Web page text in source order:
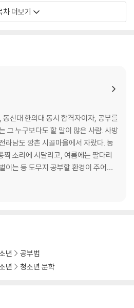
게 이 책을 읽히고 있다. ‘공부 잘하는 아
“공부하고 싶어졌다”라고 응답한 것처럼
점 1개를 주고 싶다. 내 아이 말고 아무도
학부모의 말처럼 이미 발 빠른 부모들은
에 슬며시 놓아두고 있다. 당신의 아이는
니면 억지로 공부하고 있는가? 한 가지
록 아이의 인생이 한 걸음 더 빨리 달라진
준이었다
았다
있어진다
때문에
미안하니까
시킨다
르다
기꺼이 받아들이는 사람
다
으로 단련시킨다
차 더보기
신대 한의대 동시 합격자이자, 공부를
그 누구보다도 할 말이 많은 사람. 사방
라남도 깡촌 시골마을에서 자랐다. 농
짝 소리에 시달리고, 여름에는 팔다리
이는 등 도무지 공부할 환경이 주어지
시절을 온갖 ‘잉여짓’으로 날려버린
푸는 굴욕을 맛보았고, 그 덕에 눈물
년
공부법
년 청소년 문학